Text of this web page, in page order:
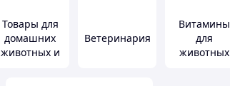
Товары для
домашних
животных и
Ветеринария
Витамины
для
животных